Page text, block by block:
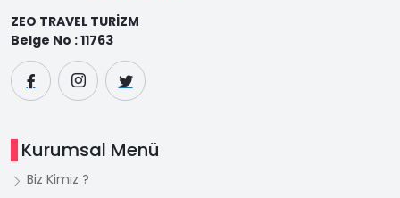
ZEO TRAVEL TURİZM
Belge No : 11763
Kurumsal Menü
Biz Kimiz ?